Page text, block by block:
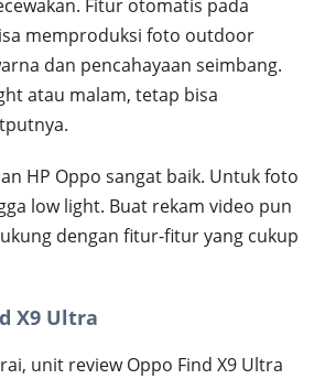
Fitur otomatis pada
memproduksi foto outdoor
dan pencahayaan seimbang.
atau malam, tetap bisa
HP Oppo sangat baik. Untuk foto
low light. Buat rekam video pun
dengan fitur-fitur yang cukup
X9 Ultra
unit review Oppo Find X9 Ultra